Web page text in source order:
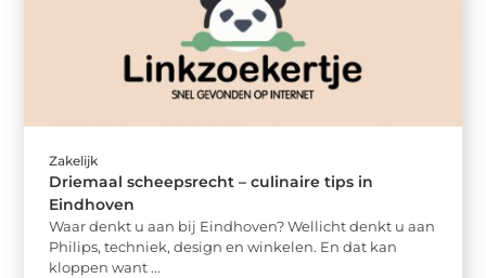
Zakelijk
Driemaal scheepsrecht – culinaire tips in
Eindhoven
Waar denkt u aan bij Eindhoven? Wellicht denkt u aan
Philips, techniek, design en winkelen. En dat kan
kloppen want ...